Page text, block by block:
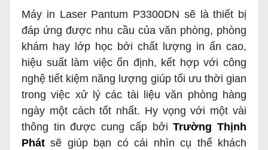
Máy in Laser Pantum P3300DN sẽ là thiết bị
đáp ứng được nhu cầu của văn phòng, phòng
khám hay lớp học bởi chất lượng in ấn cao,
hiệu suất làm việc ổn định, kết hợp với công
nghệ tiết kiệm năng lượng giúp tối ưu thời gian
trong việc xử lý các tài liệu văn phòng hàng
ngày một cách tốt nhất. Hy vọng với một vài
thông tin được cung cấp bởiTrường Thịnh
Phát sẽ giúp bạn có cái nhìn cụ thể khách